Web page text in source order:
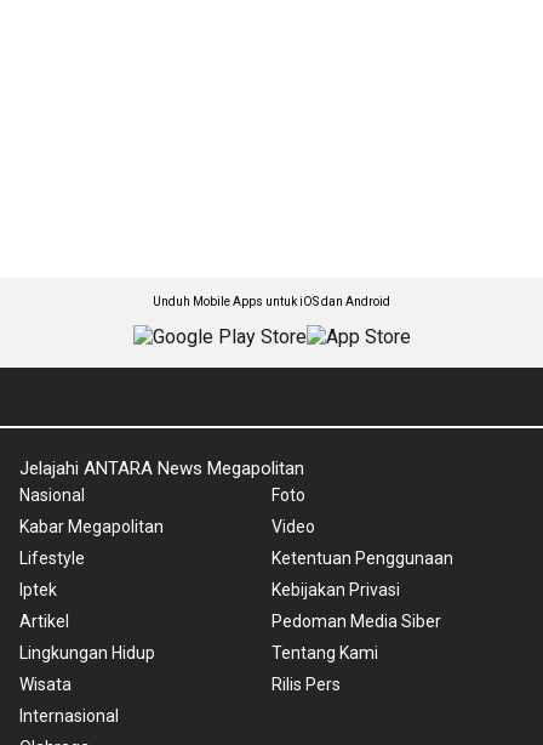
Unduh Mobile Apps untuk iOS dan Android
Jelajahi ANTARA News Megapolitan
Nasional
Kabar Megapolitan
Lifestyle
Iptek
Artikel
Lingkungan Hidup
Wisata
Internasional
Foto
Video
Ketentuan Penggunaan
Kebijakan Privasi
Pedoman Media Siber
Tentang Kami
Rilis Pers